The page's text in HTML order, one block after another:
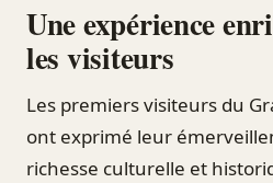
Une expérience
les visiteurs
Les premiers visiteurs du
ont exprimé leur
richesse culturelle et